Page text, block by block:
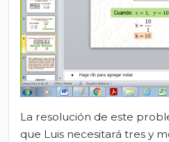
La resolución de este
que Luis necesitará tres y